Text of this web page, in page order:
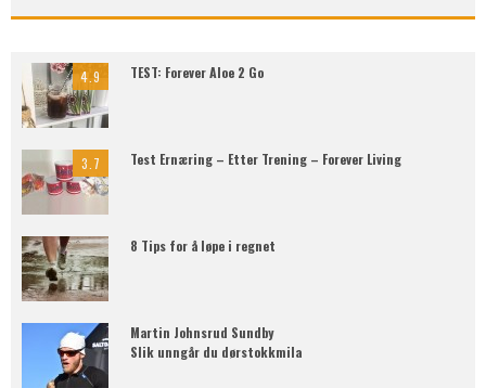
4.9 TEST: Forever Aloe 2 Go
3.7 Test Ernæring – Etter Trening – Forever Living
8 Tips for å løpe i regnet
Martin Johnsrud Sundby
Slik unngår du dørstokkmila